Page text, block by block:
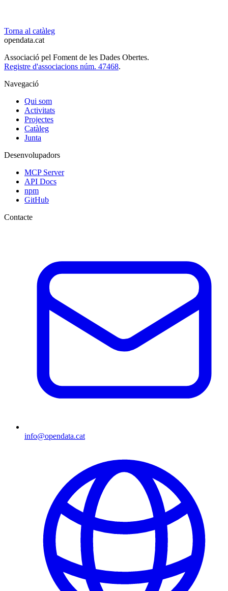
Torna al catàleg
opendata.cat
Associació pel Foment de les Dades Obertes.
Registre d'associacions núm. 47468.
Navegació
Qui som
Activitats
Projectes
Catàleg
Junta
Desenvolupadors
MCP Server
API Docs
npm
GitHub
Contacte
info@opendata.cat